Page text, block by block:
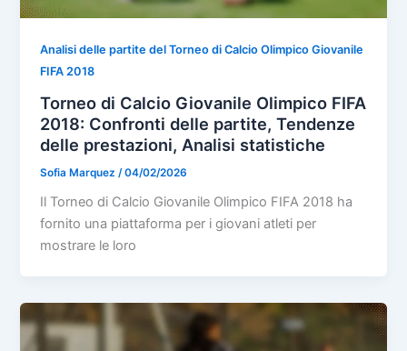
Analisi delle partite del Torneo di Calcio Olimpico Giovanile
FIFA 2018
Torneo di Calcio Giovanile Olimpico FIFA
2018: Confronti delle partite, Tendenze
delle prestazioni, Analisi statistiche
Sofia Marquez /04/02/2026
Il Torneo di Calcio Giovanile Olimpico FIFA 2018 ha
fornito una piattaforma per i giovani atleti per
mostrare le loro